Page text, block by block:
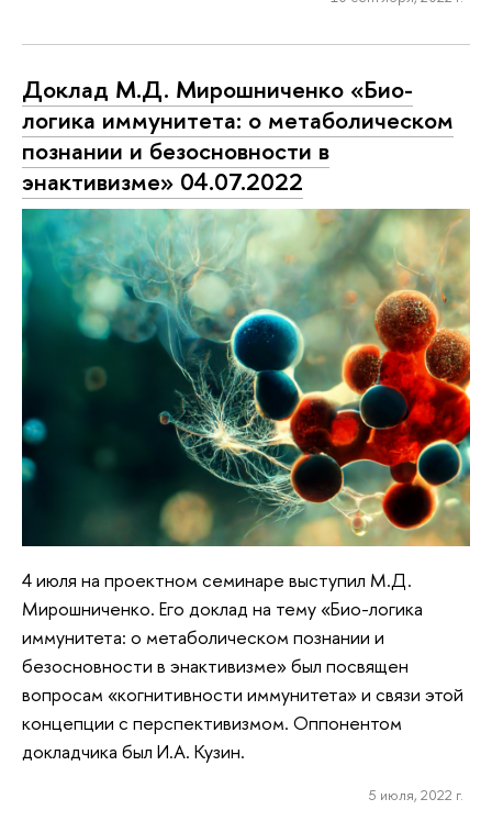
Доклад М.Д. Мирошниченко «Био-
логика иммунитета: о метаболическом
познании и безосновности в
энактивизме» 04.07.2022
4 июля на проектном семинаре выступил М.Д.
Мирошниченко. Его доклад на тему «Био-логика
иммунитета: о метаболическом познании и
безосновности в энактивизме» был посвящен
вопросам «когнитивности иммунитета» и связи этой
концепции с перспективизмом. Оппонентом
докладчика был И.А. Кузин.
5 июля, 2022 г.